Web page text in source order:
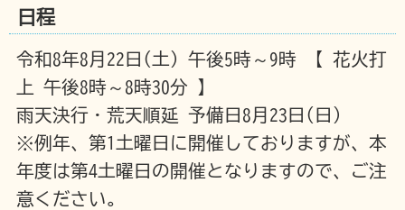
日程
令和8年8月22日(土) 午後5時～9時 【 花火打
上 午後8時～8時30分 】
雨天決行・荒天順延 予備日8月23日(日)
※例年、第1土曜日に開催しておりますが、本
年度は第4土曜日の開催となりますので、ご注
意ください。